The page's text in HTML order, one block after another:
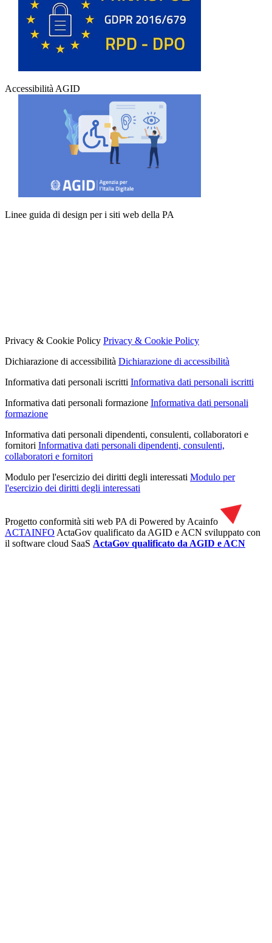
Accessibilità AGID
Linee guida di design per i siti web della PA
Privacy & Cookie Policy Privacy & Cookie Policy
Dichiarazione di accessibilità Dichiarazione di accessibilità
Informativa dati personali iscritti Informativa dati personali iscritti
Informativa dati personali formazione Informativa dati personali
formazione
Informativa dati personali dipendenti, consulenti, collaboratori e
fornitori Informativa dati personali dipendenti, consulenti,
collaboratori e fornitori
Modulo per l'esercizio dei diritti degli interessati Modulo per
l'esercizio dei diritti degli interessati
Progetto conformità siti web PA di Powered by Acainfo
ACTAINFO ActaGov qualificato da AGID e ACN sviluppato con
il software cloud SaaS ActaGov qualificato da AGID e ACN